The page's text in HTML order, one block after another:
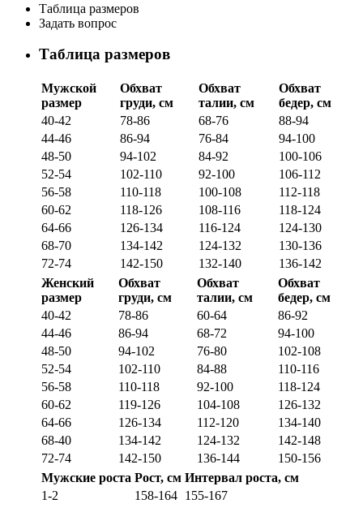
Таблица размеров
Задать вопрос
Таблица размеров
Мужской
размер
Обхват
груди, см
Обхват
талии, см
Обхват
бедер, см
40-42
78-86 68-76
88-94
44-46
86-94 76-84
94-100
48-50
94-102 84-92
100-106
52-54
102-110 92-100
106-112
56-58
110-118 100-108
112-118
60-62
118-126 108-116
118-124
64-66
126-134 116-124
124-130
68-70
134-142 124-132
130-136
72-74
142-150 132-140
136-142
Женский
размер
Обхват
груди, см
Обхват
талии, см
Обхват
бедер, см
40-42
78-86 60-64
86-92
44-46
86-94 68-72
94-100
48-50
94-102 76-80
102-108
52-54
102-110 84-88
110-116
56-58
110-118 92-100
118-124
60-62
119-126 104-108
126-132
64-66
126-134 112-120
134-140
68-40
134-142 124-132
142-148
72-74
142-150 136-144
150-156
Мужские роста Рост, см Интервал роста, см
1-2
158-164 155-167